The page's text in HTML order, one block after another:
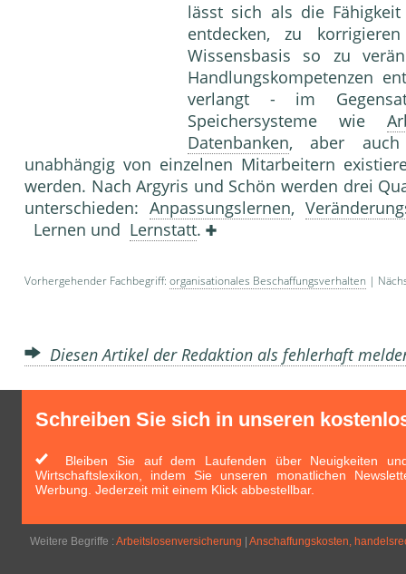
lässt sich als die
entdecken, zu
Wissensbasis so zu
Handlungs­kompetenzen
verlangt - im
Speichersysteme wie
Datenbanken, aber auch
unabhängig von einzelnen Mitarbeitern
werden. Nach Argyris und Schön werden drei
unterschieden:Anpassungslernen,
Lernen und Lernstatt.
Vorhergehender Fachbegriff: organisationales Beschaffungsverhalten |
Diesen Artikel der Redaktion als fehlerhaft
Schreiben Sie sich in unseren
Bleiben Sie auf dem Laufenden über Neuigkeiten
Wirtschaftslexikon, indem Sie unseren monatlichen
Werbung. Jederzeit mit einem Klick abbestellbar.
Weitere Begriffe : Arbeitslosenversicherung Anschaffungskosten,